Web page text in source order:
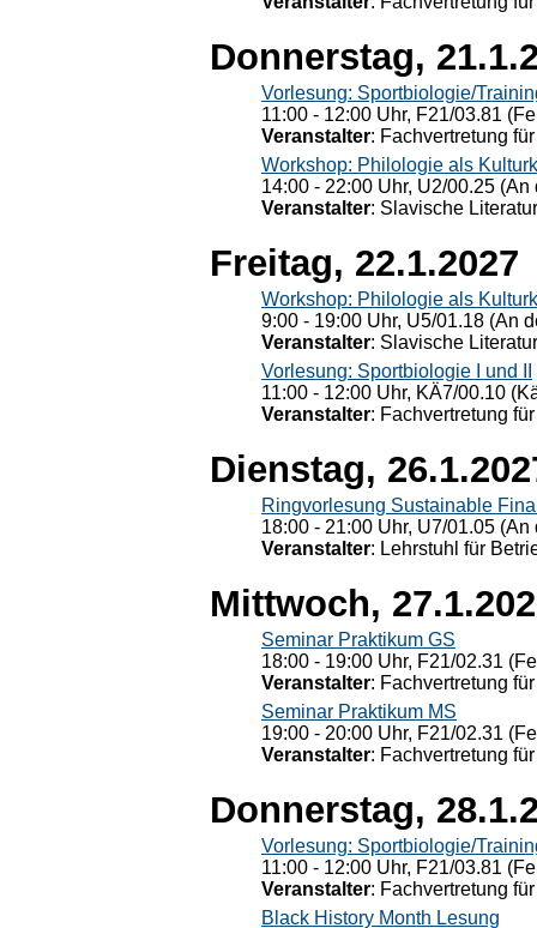
Donnerstag,
Vorlesung: Sportbiologie/
11:00 - 12:00 Uhr, F21/03.81
Veranstalter: Fachvertretung
Workshop: Philologie als
14:00 - 22:00 Uhr, U2/00.25
Veranstalter: Slavische
Freitag, 22.1.2027
Workshop: Philologie als
9:00 - 19:00 Uhr, U5/01.18 (An
Veranstalter: Slavische
Vorlesung: Sportbiologie I und II
11:00 - 12:00 Uhr, KÄ7/00.10
Veranstalter: Fachvertretung
Dienstag,
Ringvorlesung Sustainable
18:00 - 21:00 Uhr, U7/01.05
Veranstalter: Lehrstuhl für
Mittwoch,
Seminar Praktikum GS
18:00 - 19:00 Uhr, F21/02.31
Veranstalter: Fachvertretung
Seminar Praktikum MS
19:00 - 20:00 Uhr, F21/02.31
Veranstalter: Fachvertretung
Donnerstag,
Vorlesung: Sportbiologie/
11:00 - 12:00 Uhr, F21/03.81
Veranstalter: Fachvertretung
Black History Month Lesung